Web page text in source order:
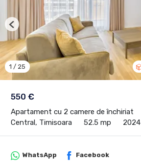
550 €
Apartament cu 2 camere de închiriat
Central, Timisoara
52.5 mp 2024
1 / 25
Previous
WhatsApp Facebook